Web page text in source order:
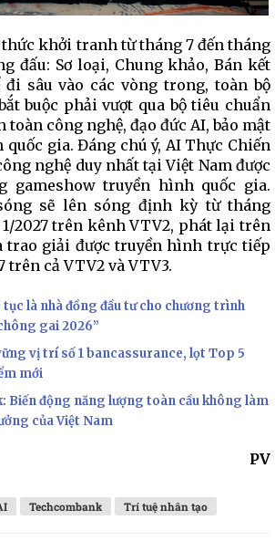
khởi tranh từ tháng 7 đến tháng
đấu: Sơ loại, Chung khảo, Bán kết
đi sâu vào các vòng trong, toàn bộ
buộc phải vượt qua bộ tiêu chuẩn
toàn công nghệ, đạo đức AI, bảo mật
gia. Đáng chú ý, AI Thực Chiến
nghệ duy nhất tại Việt Nam được
gameshow truyền hình quốc gia.
sẽ lên sóng định kỳ từ tháng
2027 trên kênh VTV2, phát lại trên
trao giải được truyền hình trực tiếp
trên cả VTV2 và VTV3.
là nhà đồng đầu tư cho chương trình
gai 2026”
vị trí số 1 bancassurance, lọt Top 5
mới
Biến động năng lượng toàn cầu không làm
của Việt Nam
PV
Techcombank Trí tuệ nhân tạo